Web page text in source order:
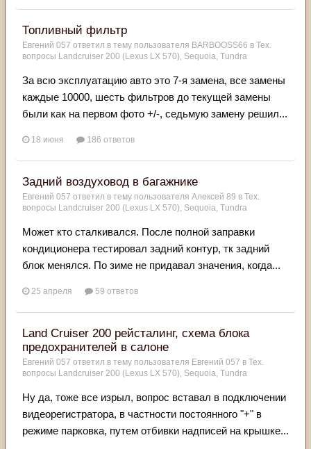
Топливный фильтр
Евгений 057 ответил в тему пользователя BARBOOSS66 в Тех.
вопросы Landcruiser 200 (Lexus LX 570), Sequoia, Tundra
За всю эксплуатацию авто это 7-я замена, все замены
каждые 10000, шесть фильтров до текущей замены
были как на первом фото +/-, седьмую замену решил...
18 июня 186 ответов
Задний воздуховод в багажнике
Евгений 057 ответил в тему пользователя Алексей 89 в Тех.
вопросы Landcruiser 200 (Lexus LX 570), Sequoia, Tundra
Может кто сталкивался. После полной заправки
кондиционера тестировал задний контур, тк задний
блок менялся. По зиме не придавал значения, когда...
25 апреля 59 ответов
Land Cruiser 200 рейсталинг, схема блока
предохранителей в салоне
Евгений 057 ответил в тему пользователя Евгений 057 в Тех.
вопросы Landcruiser 200 (Lexus LX 570), Sequoia, Tundra
Ну да, тоже все изрыл, вопрос вставал в подключении
видеорегистратора, в частности постоянного "+" в
режиме парковка, путем отбивки надписей на крышке...